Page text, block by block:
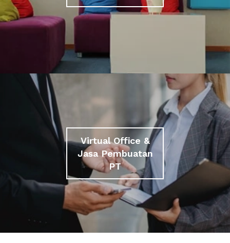
Virtual Office &
Jasa Pembuatan
PT